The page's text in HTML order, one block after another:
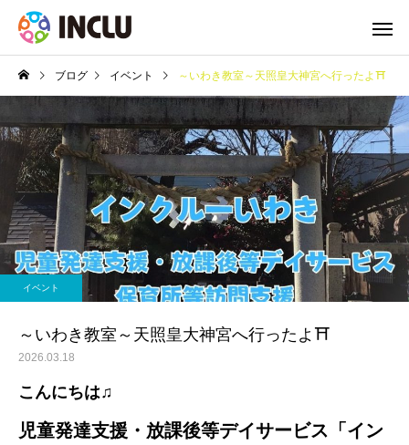
ブログ イベント ～いわき教室～天照皇大神宮へ行ったよ⛩
イベント
～いわき教室～天照皇大神宮へ行ったよ⛩
2026.03.18
こんにちは♫
児童発達支援・放課後等デイサービス「イン